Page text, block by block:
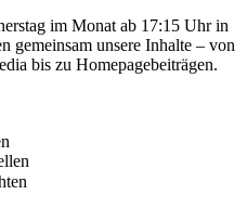
im Monat ab 17:15 Uhr in
gemeinsam unsere Inhalte – von
bis zu Homepagebeiträgen.